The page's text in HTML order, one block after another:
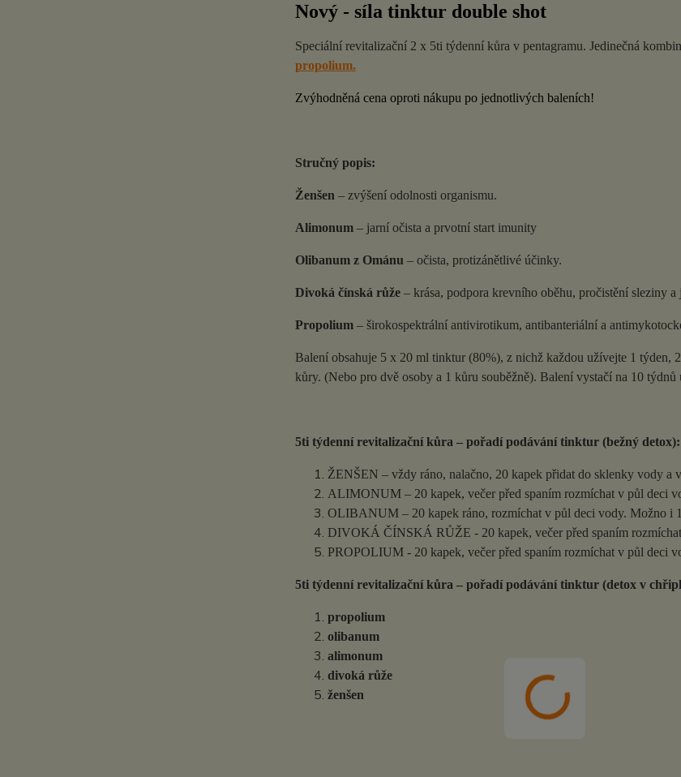
Nový - síla tinktur double shot
Speciální revitalizační 2 x 5ti týdenní kůra v pentagramu. Jedinečná
propolium.
Zvýhodněná cena oproti nákupu po jednotlivých baleních!
Stručný popis:
Ženšen – zvýšení odolnosti organismu.
Alimonum– jarní očista a prvotní start imunity
Olibanum z Ománu – očista, protizánětlivé účinky.
Divoká čínská růže– krása, podpora krevního oběhu, pročistění sleziny a
Propolium– širokospektrální antivirotikum, antibanteriální a
Balení obsahuje 5 x 20 ml tinktur (80%), z nichž každou užívejte 1 týden,
kůry. (Nebo pro dvě osoby a 1 kůru souběžně). Balení vystačí na 10 týdnů
5ti týdenní revitalizační kůra – pořadí podávání tinktur (bežný detox):
ŽENŠEN – vždy ráno, nalačno, 20 kapek přidat do sklenky vody a
ALIMONUM – 20 kapek, večer před spaním rozmíchat v půl deci
OLIBANUM – 20 kapek ráno, rozmíchat v půl deci vody. Možno i
DIVOKÁ ČÍNSKÁ RŮŽE - 20 kapek, večer před spaním
PROPOLIUM - 20 kapek, večer před spaním rozmíchat v půl deci
5ti týdenní revitalizační kůra – pořadí podávání tinktur (detox v
propolium
olibanum
alimonum
divoká růže
ženšen